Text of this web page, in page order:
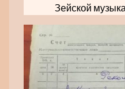
Зейской